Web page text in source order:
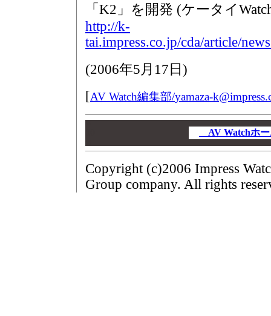
「K2」を開発 (ケータイ
http://k-
tai.impress.co.jp/cda/article/
(2006年5月17日 )
[AV Watch編集部/yamaza-
AV Watchホ
Copyright (c)2006 Impress
Group company. All rights